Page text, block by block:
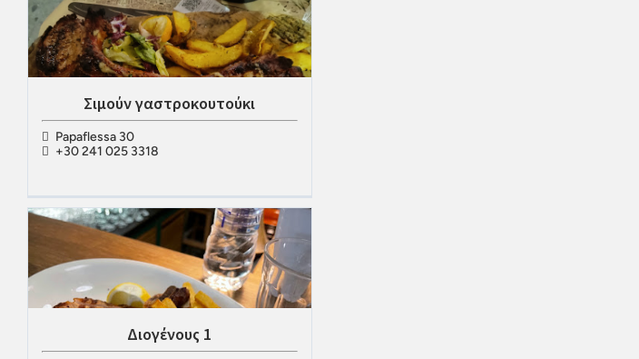
Σιμούν γαστροκουτούκι
Papaflessa 30
+30 241 025 3318
Διογένους 1